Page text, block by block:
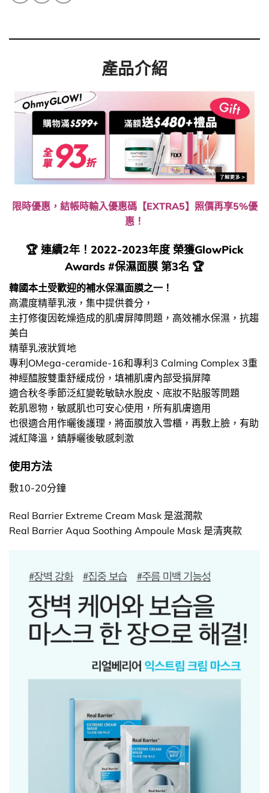
產品介紹
限時優惠，結帳時輸入優惠碼【EXTRA5】照價再享5%優
惠！
🏆 連續2年！2022-2023年度 榮獲GlowPick
Awards #保濕面膜 第3名 🏆
韓國本土受歡迎的補水保濕面膜之一！
高濃度精華乳液，集中提供養分，
主打修復因乾燥造成的肌膚屏障問題，高效補水保濕，抗趨
美白
精華乳液狀質地
專利OMega-ceramide-16和專利3 Calming Complex 3重
神經醯胺雙重舒緩成份，填補肌膚內部受損屏障
適合秋冬季節泛紅變乾敏缺水脫皮、底妝不貼服等問題
乾肌恩物，敏感肌也可安心使用，所有肌膚適用
也很適合用作曬後護理，將面膜放入雪櫃，再敷上臉，有助
減紅降溫，鎮靜曬後敏感刺激
使用方法
敷10-20分鐘
Real Barrier Extreme Cream Mask 是滋潤款
Real Barrier Aqua Soothing Ampoule Mask 是清爽款